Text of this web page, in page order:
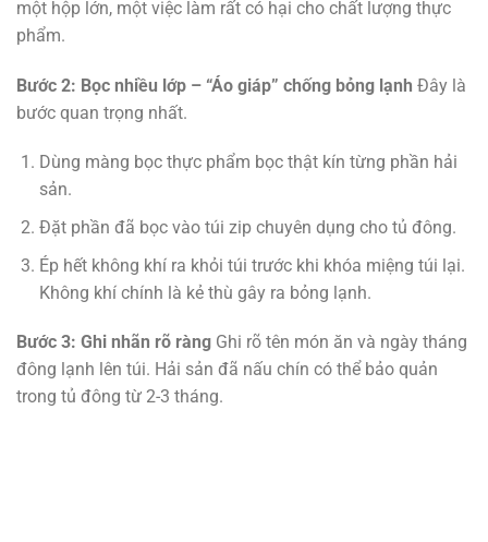
một hộp lớn, một việc làm rất có hại cho chất lượng thực
phẩm.
Bước 2: Bọc nhiều lớp – “Áo giáp” chống bỏng lạnh Đây là
bước quan trọng nhất.
Dùng màng bọc thực phẩm bọc thật kín từng phần hải
sản.
Đặt phần đã bọc vào túi zip chuyên dụng cho tủ đông.
Ép hết không khí ra khỏi túi trước khi khóa miệng túi lại.
Không khí chính là kẻ thù gây ra bỏng lạnh.
Bước 3: Ghi nhãn rõ ràng Ghi rõ tên món ăn và ngày tháng
đông lạnh lên túi. Hải sản đã nấu chín có thể bảo quản
trong tủ đông từ 2-3 tháng.